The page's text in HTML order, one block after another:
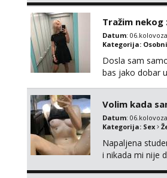
Tražim nekog
Datum:
Kategorija:
Dosla sam
bas jako dobar
Volim kada
Datum:
Kategorija: Sex
Napaljena
i nikada mi nije